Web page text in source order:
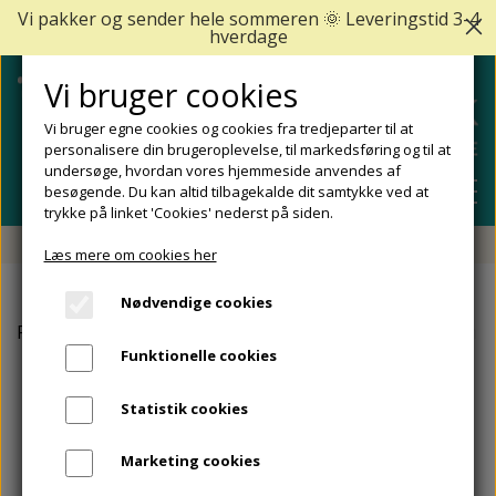
SHOP
FODCREMER
NEGLESVAMP
REDSKABER TIL FODPLEJE OG NEGLEPLEJE
FODFILE OG FODHØVLE
SÅLER, FODINDLÆG OG AFLASTNINGER
FODPROBLEMER
APOFYSITIS CALCANEI/SEVERS SYNDROM
REJSESTØRRELSER
MÆRKER
Fri fragt fra 499 DKK - Levering 1-2 hverdage
Forside
Vi bruger cookies
Vi bruger egne cookies og cookies fra tredjeparter til at
personalisere din brugeroplevelse, til markedsføring og til at
undersøge, hvordan vores hjemmeside anvendes af
besøgende. Du kan altid tilbagekalde dit samtykke ved at
trykke på linket 'Cookies' nederst på siden.
Læs mere om cookies her
Nødvendige cookies
Funktionelle cookies
Statistik cookies
Marketing cookies
Vi pakker og sender hele sommeren 🌞 Leveringstid 3-4
hverdage